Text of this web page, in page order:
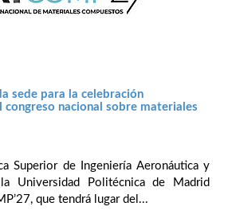
sede para la celebración
congreso nacional sobre materiales
Superior de Ingeniería Aeronáutica y
Universidad Politécnica de Madrid
que tendrá lugar del...